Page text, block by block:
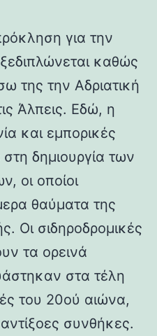
για την
καθώς
της την Αδριατική
Άλπεις. Εδώ, η
και εμπορικές
δημιουργία των
οι οποίοι
θαύματα της
Οι σιδηροδρομικές
τα ορεινά
στα τέλη
του 20ού αιώνα,
συνθήκες.